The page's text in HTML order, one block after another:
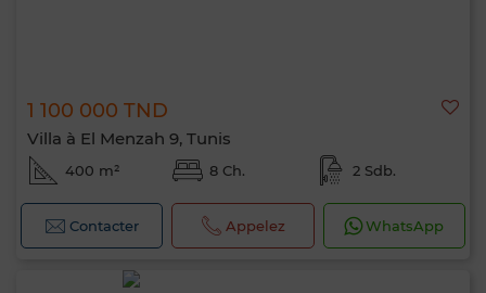
1 100 000 TND
Villa à El Menzah 9, Tunis
400 m² 8 Ch. 2 Sdb.
Contacter Appelez WhatsApp